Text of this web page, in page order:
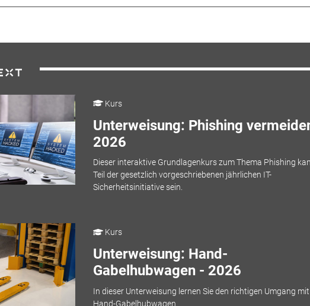
Kurs
Unterweisung: Phishing
2026
Dieser interaktive Grundlagenkurs zum Thema Phishing
Teil der gesetzlich vorgeschriebenen jährlichen IT-
Sicherheitsinitiative sein.
Kurs
Unterweisung: Hand-
Gabelhubwagen - 2026
In dieser Unterweisung lernen Sie den richtigen Umgang mit
Hand-Gabelhubwagen.